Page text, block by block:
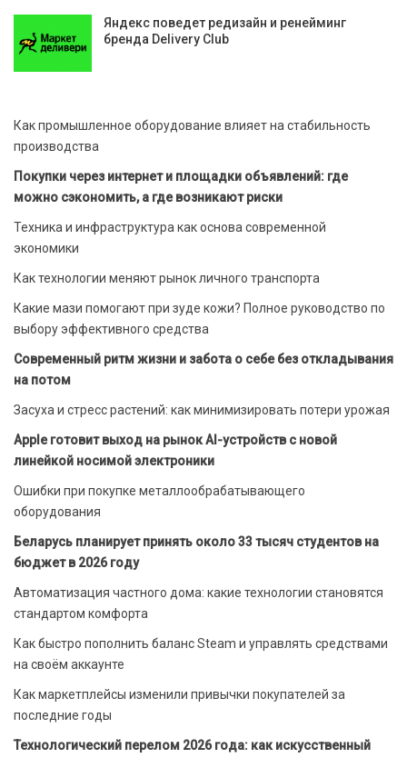
Яндекс поведет редизайн и ренейминг
бренда Delivery Club
Как промышленное оборудование влияет на стабильность
производства
Покупки через интернет и площадки объявлений: где
можно сэкономить, а где возникают риски
Техника и инфраструктура как основа современной
экономики
Как технологии меняют рынок личного транспорта
Какие мази помогают при зуде кожи? Полное руководство по
выбору эффективного средства
Современный ритм жизни и забота о себе без откладывания
на потом
Засуха и стресс растений: как минимизировать потери урожая
Apple готовит выход на рынок AI-устройств с новой
линейкой носимой электроники
Ошибки при покупке металлообрабатывающего
оборудования
Беларусь планирует принять около 33 тысяч студентов на
бюджет в 2026 году
Автоматизация частного дома: какие технологии становятся
стандартом комфорта
Как быстро пополнить баланс Steam и управлять средствами
на своём аккаунте
Как маркетплейсы изменили привычки покупателей за
последние годы
Технологический перелом 2026 года: как искусственный